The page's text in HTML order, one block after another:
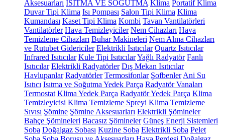
Aksesuarları ISITMA VE SOĞUTMA Klima Portatif Klima
Duvar Tipi Klima Isı Pompası Salon Tipi Klima Klima
Kumandası Kaset Tipi Klima Kombi Tavan Vantilatörleri
Vantilatörler Hava Temizleyiciler Nem Cihazları Hava
Temizleme Cihazları Buhar Makineleri Nem Alma Cihazları
ve Rutubet Gidericiler Elektrikli Isıtıcılar Quartz Isıtıcılar
Infrared Isıtıcılar Kule Tipi IsıtıcılarYağlı Radyatör Fanlı
Isıtıcılar Elektrikli Radyatörler Dış Mekan Isıtıcılar
Havlupanlar Radyatörler Termosifonlar Şofbenler Ani Su
Isıtıcı Isıtma ve Soğutma Yedek Parça Radyatör Vanaları
Termostat Klima Yedek Parça Radyatör Yedek Parça Klima
Temizleyicisi Klima Temizleme Spreyi Klima Temizleme
Sıvısı Şömine Şömine Aksesuarları Elektrikli Şömineler
Bahçe Şömineleri Bacasız Şömineler Güneş Enerji Sistemleri
Soba Doğalgaz Sobası Kuzine Soba Elektrikli Soba Pelet